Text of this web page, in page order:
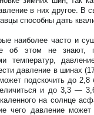
в них другое. В
способны дать
наиболее часто и
об этом не знают,
температур,
давление в шинах
подскочить до 2,8
и до 3,3 —
на солнце
чего давление